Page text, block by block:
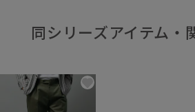
同シリーズアイテム・